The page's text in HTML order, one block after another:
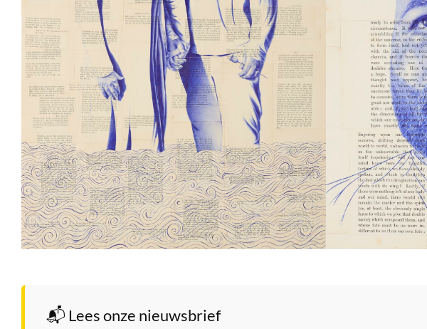
📬 Lees onze nieuwsbrief